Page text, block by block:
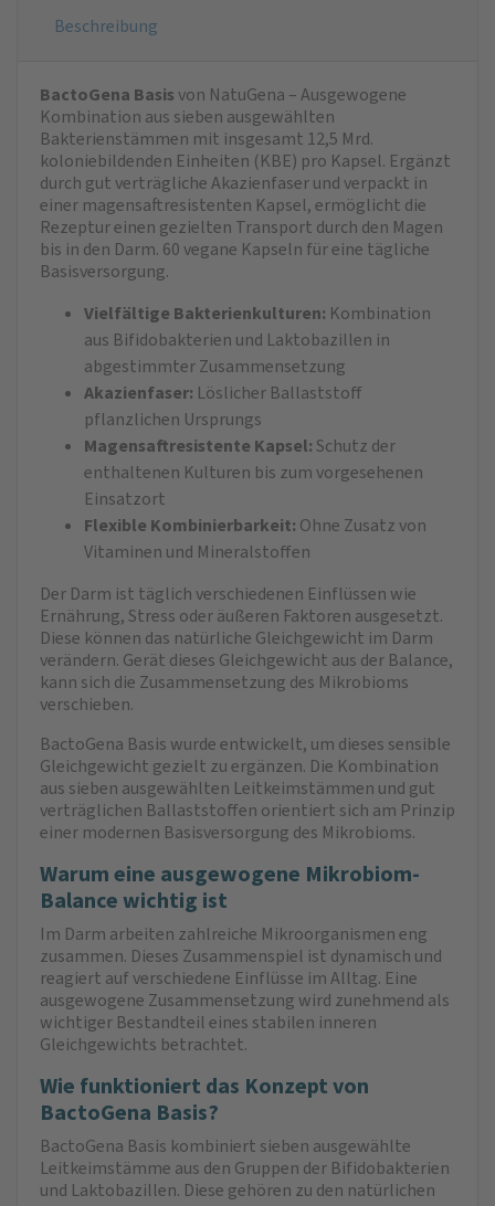
Beschreibung
BactoGena Basisvon NatuGena – Ausgewogene
Kombination aus sieben ausgewählten
Bakterienstämmen mit insgesamt 12,5 Mrd.
koloniebildenden Einheiten (KBE) pro Kapsel. Ergänzt
durch gut verträgliche Akazienfaser und verpackt in
einer magensaftresistenten Kapsel, ermöglicht die
Rezeptur einen gezielten Transport durch den Magen
bis in den Darm. 60 vegane Kapseln für eine tägliche
Basisversorgung.
Vielfältige Bakterienkulturen: Kombination
aus Bifidobakterien und Laktobazillen in
abgestimmter Zusammensetzung
Akazienfaser: Löslicher Ballaststoff
pflanzlichen Ursprungs
Magensaftresistente Kapsel:Schutz der
enthaltenen Kulturen bis zum vorgesehenen
Einsatzort
Flexible Kombinierbarkeit: Ohne Zusatz von
Vitaminen und Mineralstoffen
Der Darm ist täglich verschiedenen Einflüssen wie
Ernährung, Stress oder äußeren Faktoren ausgesetzt.
Diese können das natürliche Gleichgewicht im Darm
verändern. Gerät dieses Gleichgewicht aus der Balance,
kann sich die Zusammensetzung des Mikrobioms
verschieben.
BactoGena Basis wurde entwickelt, um dieses sensible
Gleichgewicht gezielt zu ergänzen. Die Kombination
aus sieben ausgewählten Leitkeimstämmen und gut
verträglichen Ballaststoffen orientiert sich am Prinzip
einer modernen Basisversorgung des Mikrobioms.
Warum eine ausgewogene Mikrobiom-
Balance wichtig ist
Im Darm arbeiten zahlreiche Mikroorganismen eng
zusammen. Dieses Zusammenspiel ist dynamisch und
reagiert auf verschiedene Einflüsse im Alltag. Eine
ausgewogene Zusammensetzung wird zunehmend als
wichtiger Bestandteil eines stabilen inneren
Gleichgewichts betrachtet.
Wie funktioniert das Konzept von
BactoGena Basis?
BactoGena Basis kombiniert sieben ausgewählte
Leitkeimstämme aus den Gruppen der Bifidobakterien
und Laktobazillen. Diese gehören zu den natürlichen